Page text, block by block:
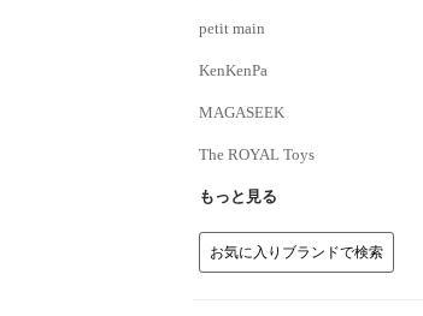
petit main
KenKenPa
MAGASEEK
The ROYAL Toys
もっと見る
お気に入りブランドで検索